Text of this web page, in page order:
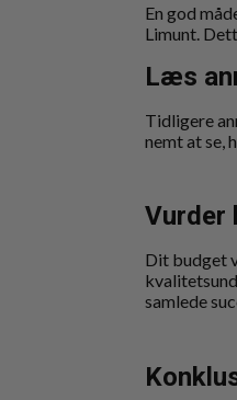
En god
Limunt.
Læs
Tidligere
nemt at se,
Vurder
Dit budget
samlede